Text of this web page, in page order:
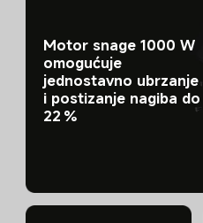
Motor snage 1000 W
omogućuje
jednostavno ubrzanje
i postizanje nagiba do
22 %